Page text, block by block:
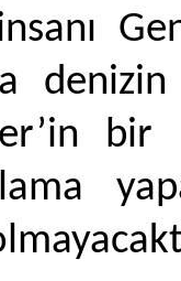
denizin
bir